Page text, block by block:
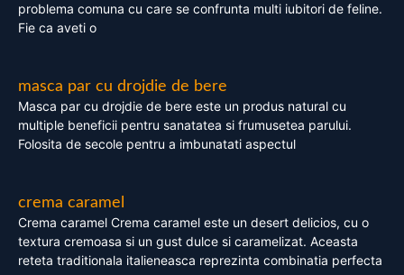
problema comuna cu care se confrunta multi iubitori de feline.
Fie ca aveti o
masca par cu drojdie de bere
Masca par cu drojdie de bere este un produs natural cu
multiple beneficii pentru sanatatea si frumusetea parului.
Folosita de secole pentru a imbunatati aspectul
crema caramel
Crema caramel Crema caramel este un desert delicios, cu o
textura cremoasa si un gust dulce si caramelizat. Aceasta
reteta traditionala italieneasca reprezinta combinatia perfecta